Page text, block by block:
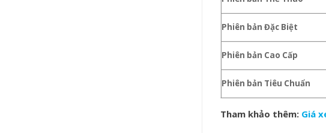
Phiên bản Đặc Biệt
Phiên bản Cao Cấp
Phiên bản Tiêu Chuẩn
Tham khảo thêm: Giá